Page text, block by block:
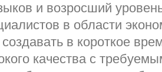
и возросший
в области
в короткое
качества с